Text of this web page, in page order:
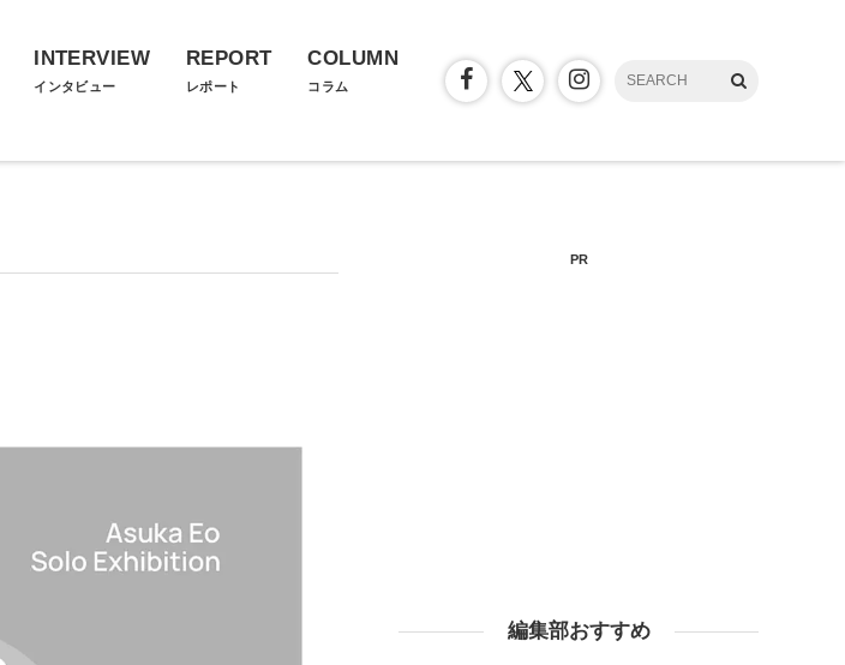
INTERVIEW
インタビュー
REPORT
レポート
COLUMN
コラム
PR
編集部おすすめ